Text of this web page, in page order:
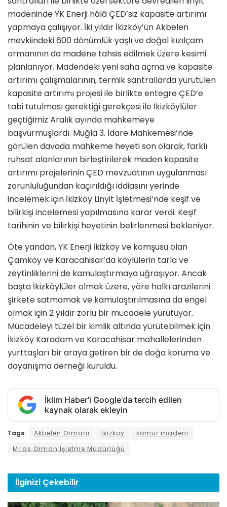
madeninde YK Enerji hâlâ ÇED’siz kapasite artırımı
yapmaya çalışıyor. İki yıldır İkizköy’ün Akbelen
mevkiindeki 600 dönümlük yaşlı ve doğal kızılçam
ormanının da madene tahsis edilmek üzere kesimi
planlanıyor. Madendeki yeni saha açma ve kapasite
artırımı çalışmalarının, termik santrallarda yürütülen
kapasite artırımı projesi ile birlikte entegre ÇED’e
tabi tutulması gerektiği gerekçesi ile İkizköylüler
geçtiğimiz Aralık ayında mahkemeye
başvurmuşlardı. Muğla 3. İdare Mahkemesi’nde
görülen davada mahkeme heyeti son olarak, farklı
ruhsat alanlarının birleştirilerek maden kapasite
artırımı projelerinin ÇED mevzuatının uygulanması
zorunluluğundan kaçırıldığı iddiasını yerinde
incelemek için İkizköy Linyit İşletmesi’nde keşif ve
bilirkişi incelemesi yapılmasına karar verdi. Keşif
tarihinin ve bilirkişi heyetinin belirlenmesi bekleniyor.
Öte yandan, YK Enerji İkizköy ve komşusu olan
Çamköy ve Karacahisar’da köylülerin tarla ve
zeytinliklerini de kamulaştırmaya uğraşıyor. Ancak
başta İkizköylüler olmak üzere, yöre halkı arazilerini
şirkete satmamak ve kamulaştırılmasına da engel
olmak için 2 yıldır zorlu bir mücadele yürütüyor.
Mücadeleyi tüzel bir kimlik altında yürütebilmek için
İkizköy Karadam ve Karacahisar mahallelerinden
yurttaşları bir araya getiren bir de doğa koruma ve
dayanışma derneği kuruldu.
İklim Haber'i Google'da tercih edilen
kaynak olarak ekleyin
Tags: Akbelen Ormanı İkizköy
kömür madeni
Milas Orman İşletme Müdürlüğü
İlginizi Çekebilir